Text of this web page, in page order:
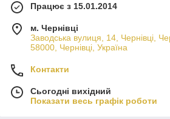
Працює з 15.01.2014
м. Чернівці
Заводська вулиця, 14, Чернівці,
58000, Чернівці, Україна
Контакти
Сьогодні вихідний
Показати весь графік роботи